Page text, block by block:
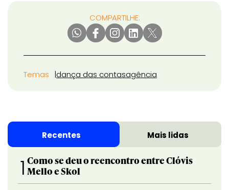
COMPARTILHE:
Temas dança das contasagência
Recentes Mais lidas
1 Como se deu o reencontro entre Clóvis
Mello e Skol